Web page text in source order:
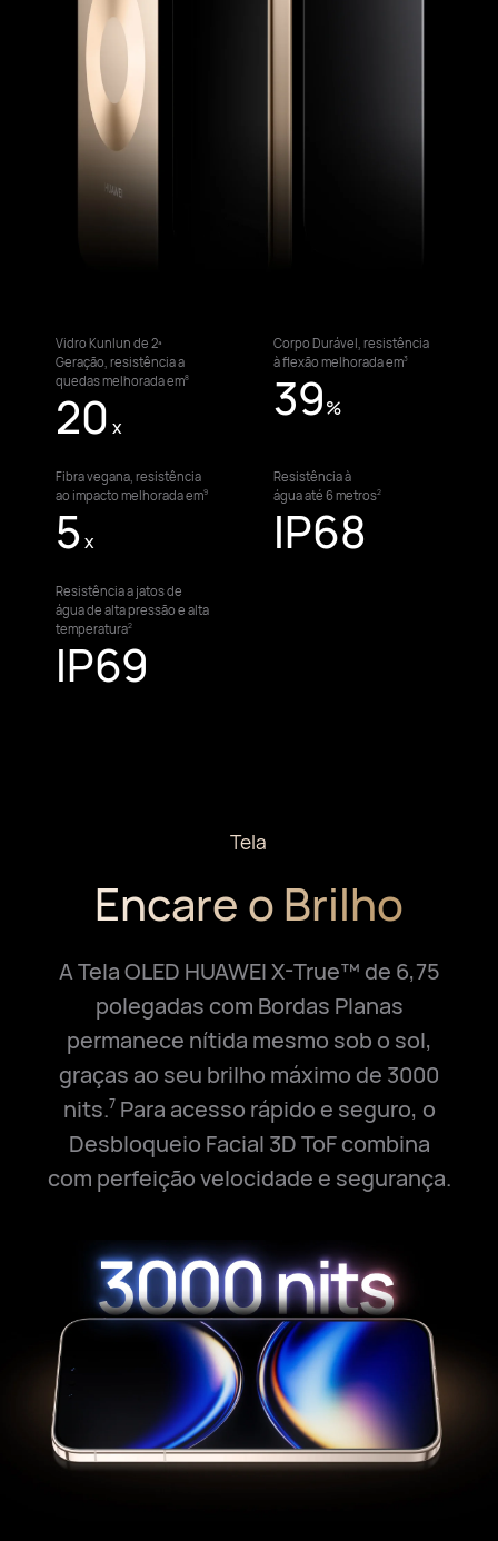
Vidro Kunlun de 2ª
Geração, resistência a
quedas melhorada em8
20 x
Corpo Durável, resistência
à flexão melhorada em3
39%
Fibra vegana, resistência
ao impacto melhorada em9
5x
Resistência à
água até 6 metros2
IP68
Resistência a jatos de
água de alta pressão e alta
temperatura2
IP69
Tela
Encare o Brilho
A Tela OLED HUAWEI X-True™ de 6,75
polegadas com Bordas Planas
permanece nítida mesmo sob o sol,
graças ao seu brilho máximo de 3000
nits.7Para acesso rápido e seguro, o
Desbloqueio Facial 3D ToF combina
com perfeiçãovelocidade e segurança.